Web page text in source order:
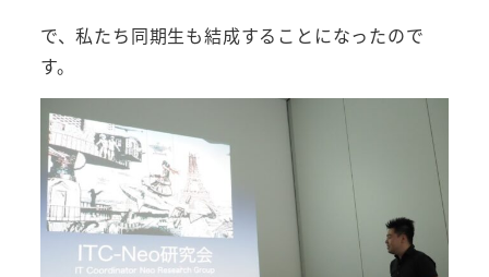
で、私たち同期生も結成することになったので
す。